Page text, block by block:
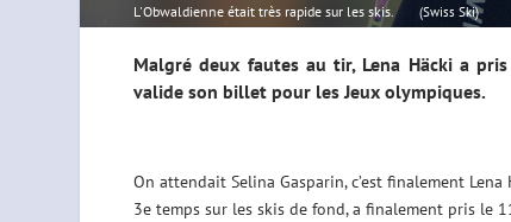
L'Obwaldienne était très rapide sur les skis. (Swiss Ski)
Malgré deux fautes au tir, Lena Häcki a
valide son billet pour les Jeux olympiques.
On attendait Selina Gasparin, c’est finalement
3e temps sur les skis de fond, a finalement pris le